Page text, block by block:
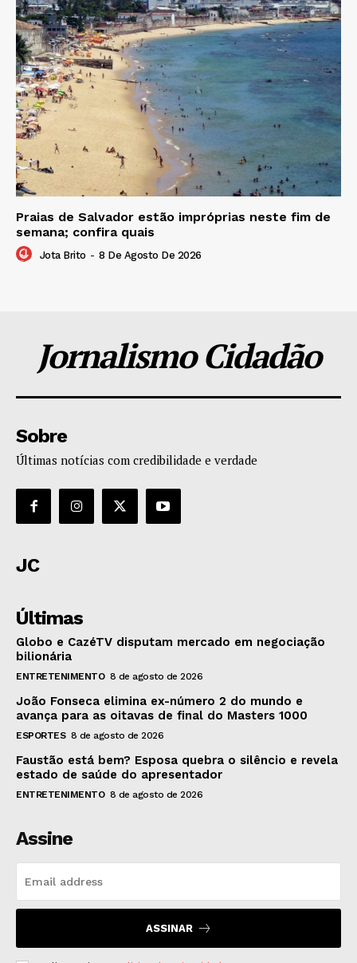
Praias de Salvador estão impróprias neste fim de
semana; confira quais
Jota Brito - 8 De Agosto De 2026
Jornalismo Cidadão
Sobre
Últimas notícias com credibilidade e verdade
JC
Últimas
Globo e CazéTV disputam mercado em negociação
bilionária
ENTRETENIMENTO 8 de agosto de 2026
João Fonseca elimina ex-número 2 do mundo e
avança para as oitavas de final do Masters 1000
ESPORTES 8 de agosto de 2026
Faustão está bem? Esposa quebra o silêncio e revela
estado de saúde do apresentador
ENTRETENIMENTO 8 de agosto de 2026
Assine
ASSINAR